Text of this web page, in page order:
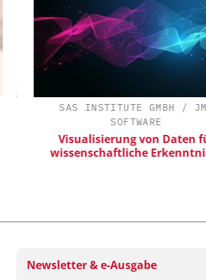
SAS INSTITUTE GMBH / JMP
SOFTWARE
Visualisierung von Daten für
wissenschaftliche Erkenntnisse
Newsletter & e-Ausgabe